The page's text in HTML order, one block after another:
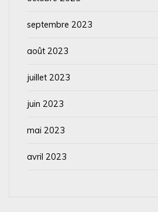
septembre 2023
août 2023
juillet 2023
juin 2023
mai 2023
avril 2023